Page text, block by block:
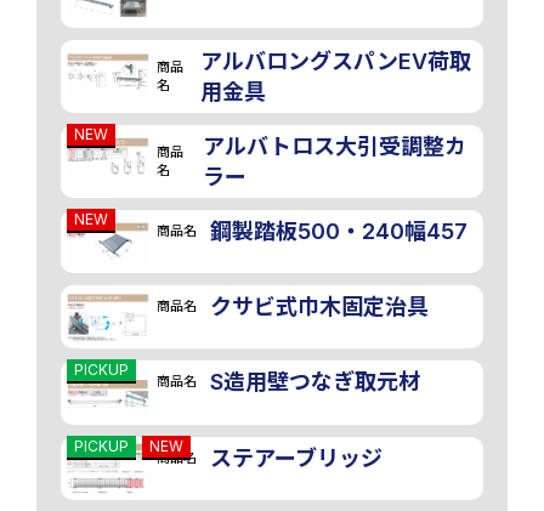
商品
名
アルバロングスパンEV荷取
用金具
NEW
商品
名
アルバトロス大引受調整カ
ラー
NEW
商品名 鋼製踏板500・240幅457
商品名 クサビ式巾木固定治具
PICKUP
商品名 S造用壁つなぎ取元材
PICKUP NEW
商品名 ステアーブリッジ